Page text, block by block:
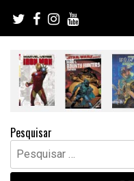
content
Pesquisar
Pesquisar
por: